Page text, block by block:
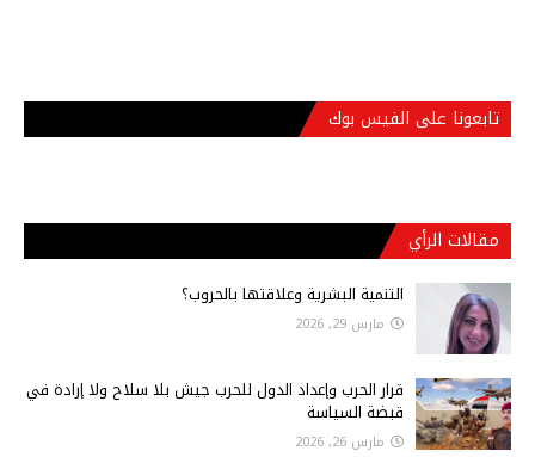
تابعونا على الفيس بوك
مقالات الرأي
التنمية البشرية وعلاقتها بالحروب؟
مارس 29, 2026
قرار الحرب وإعداد الدول للحرب جيش بلا سلاح ولا إرادة في
قبضة السياسة
مارس 26, 2026